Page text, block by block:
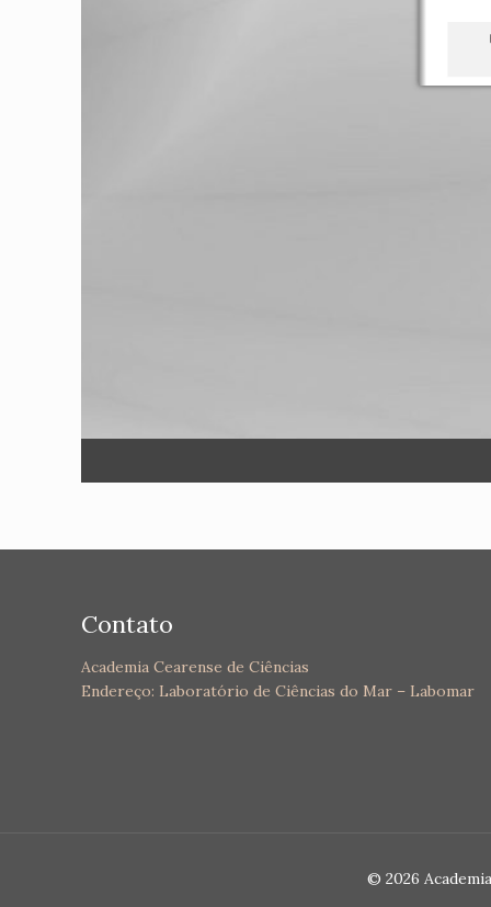
Contato
Academia Cearense de Ciências
Endereço: Laboratório de Ciências do Mar – Labomar
© 2026